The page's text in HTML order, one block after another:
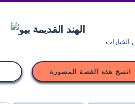
الخيارات
انسخ هذه القصة المصورة